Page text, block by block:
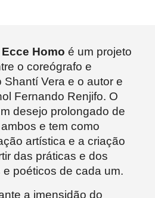
Homo é um projeto
o coreógrafo e
Shantí Vera e o autor e
Fernando Renjifo. O
desejo prolongado de
e tem como
artística e a criação
das práticas e dos
poéticos de cada um.
a imensidão do